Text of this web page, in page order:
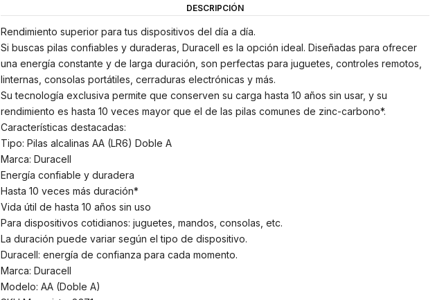
DESCRIPCIÓN
Rendimiento superior para tus dispositivos del día a día.
Si buscas pilas confiables y duraderas, Duracell es la opción ideal. Diseñadas para ofrecer
una energía constante y de larga duración, son perfectas para juguetes, controles remotos,
linternas, consolas portátiles, cerraduras electrónicas y más.
Su tecnología exclusiva permite que conserven su carga hasta 10 años sin usar, y su
rendimiento es hasta 10 veces mayor que el de las pilas comunes de zinc-carbono*.
Características destacadas:
Tipo: Pilas alcalinas AA (LR6) Doble A
Marca: Duracell
Energía confiable y duradera
Hasta 10 veces más duración*
Vida útil de hasta 10 años sin uso
Para dispositivos cotidianos: juguetes, mandos, consolas, etc.
La duración puede variar según el tipo de dispositivo.
Duracell: energía de confianza para cada momento.
Marca: Duracell
Modelo: AA (Doble A)